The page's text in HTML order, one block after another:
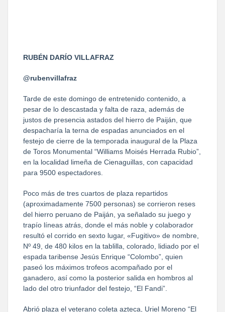
RUBÉN DARÍO VILLAFRAZ
@rubenvillafraz
Tarde de este domingo de entretenido contenido, a
pesar de lo descastada y falta de raza, además de
justos de presencia astados del hierro de Paiján, que
despacharía la terna de espadas anunciados en el
festejo de cierre de la temporada inaugural de la Plaza
de Toros Monumental “Williams Moisés Herrada Rubio”,
en la localidad limeña de Cienaguillas, con capacidad
para 9500 espectadores.
Poco más de tres cuartos de plaza repartidos
(aproximadamente 7500 personas) se corrieron reses
del hierro peruano de Paiján, ya señalado su juego y
trapío líneas atrás, donde el más noble y colaborador
resultó el corrido en sexto lugar, «Fugitivo» de nombre,
Nº 49, de 480 kilos en la tablilla, colorado, lidiado por el
espada taribense Jesús Enrique “Colombo”, quien
paseó los máximos trofeos acompañado por el
ganadero, así como la posterior salida en hombros al
lado del otro triunfador del festejo, “El Fandi”.
Abrió plaza el veterano coleta azteca, Uriel Moreno “El